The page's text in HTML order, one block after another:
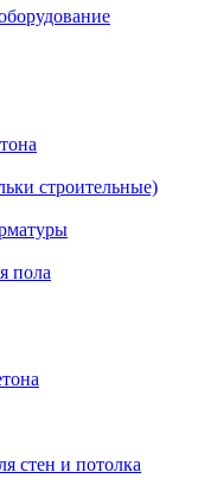
строительные)
пола
стен и потолка